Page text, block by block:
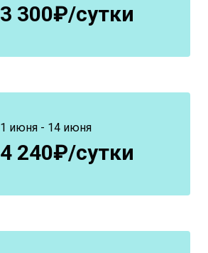
3 300₽/сутки
1 июня - 14 июня
4 240₽/сутки